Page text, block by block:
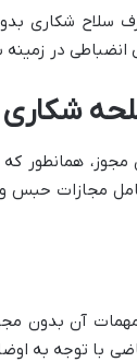
سلاح شکاری
انضباطی در
مجازات
آن بدون
با توجه به